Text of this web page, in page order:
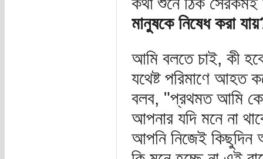
মানুষকে নিষেধ করা
আমি বলতে চাই, কী
যথেষ্ট পরিমাণে আহত
বলব, "প্রথমত আমি
আপনার যদি মনে না
আপনি নিজেই কিছুদিন